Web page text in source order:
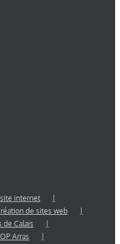
internet
de sites web
de Calais
Arras